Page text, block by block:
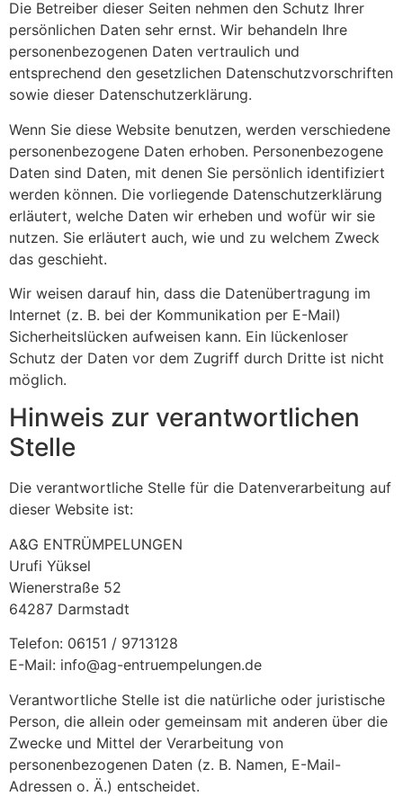
Die Betreiber dieser Seiten nehmen den Schutz Ihrer
persönlichen Daten sehr ernst. Wir behandeln Ihre
personenbezogenen Daten vertraulich und
entsprechend den gesetzlichen Datenschutzvorschriften
sowie dieser Datenschutzerklärung.
Wenn Sie diese Website benutzen, werden verschiedene
personenbezogene Daten erhoben. Personenbezogene
Daten sind Daten, mit denen Sie persönlich identifiziert
werden können. Die vorliegende Datenschutzerklärung
erläutert, welche Daten wir erheben und wofür wir sie
nutzen. Sie erläutert auch, wie und zu welchem Zweck
das geschieht.
Wir weisen darauf hin, dass die Datenübertragung im
Internet (z. B. bei der Kommunikation per E-Mail)
Sicherheitslücken aufweisen kann. Ein lückenloser
Schutz der Daten vor dem Zugriff durch Dritte ist nicht
möglich.
Hinweis zur verantwortlichen
Stelle
Die verantwortliche Stelle für die Datenverarbeitung auf
dieser Website ist:
A&G ENTRÜMPELUNGEN
Urufi Yüksel
Wienerstraße 52
64287 Darmstadt
Telefon: 06151 / 9713128
E-Mail: info@ag-entruempelungen.de
Verantwortliche Stelle ist die natürliche oder juristische
Person, die allein oder gemeinsam mit anderen über die
Zwecke und Mittel der Verarbeitung von
personenbezogenen Daten (z. B. Namen, E-Mail-
Adressen o. Ä.) entscheidet.